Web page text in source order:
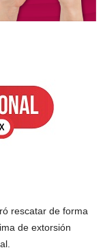
rescatar de forma
de extorsión